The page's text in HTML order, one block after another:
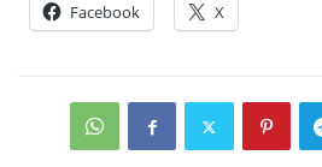
Facebook X